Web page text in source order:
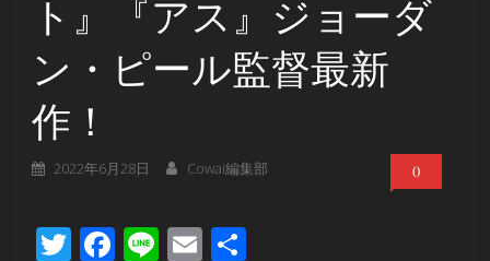
ト』『アス』ジョーダ
ン・ピール監督最新
作！
2022年6月28日 Cowai編集部 0
Twitter
Facebook
LineEmail